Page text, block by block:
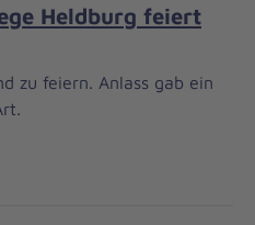
Heldburg feiert
zu feiern. Anlass gab ein